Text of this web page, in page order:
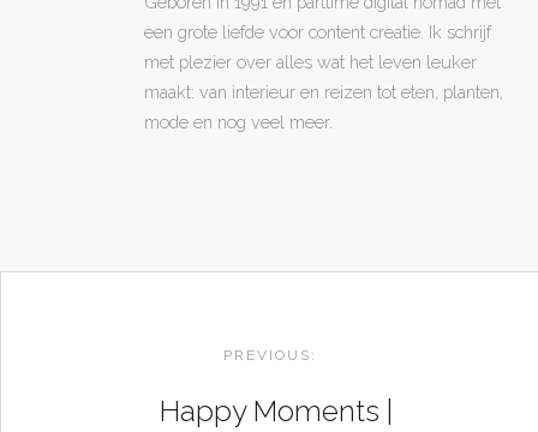
een grote liefde voor content creatie. Ik schrijf
met plezier over alles wat het leven leuker
maakt: van interieur en reizen tot eten, planten,
mode en nog veel meer.
NAVIGATION
PREVIOUS:
Happy Moments |